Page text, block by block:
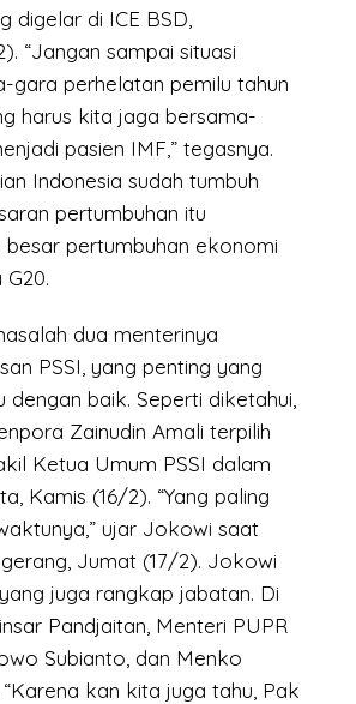
digelar di ICE BSD,
“Jangan sampai situasi
gara perhelatan pemilu tahun
harus kita jaga bersama-
pasien IMF,” tegasnya.
Indonesia sudah tumbuh
pertumbuhan itu
pertumbuhan ekonomi
dua menterinya
PSSI, yang penting yang
baik. Seperti diketahui,
Zainudin Amali terpilih
Ketua Umum PSSI dalam
Kamis (16/2). “Yang paling
ujar Jokowi saat
Jumat (17/2). Jokowi
juga rangkap jabatan. Di
Pandjaitan, Menteri PUPR
Subianto, dan Menko
kan kita juga tahu, Pak